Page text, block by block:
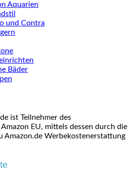
Aquarien
und Contra
Bäder
ist Teilnehmer des
EU, mittels dessen durch die
Amazon.de Werbekostenerstattung